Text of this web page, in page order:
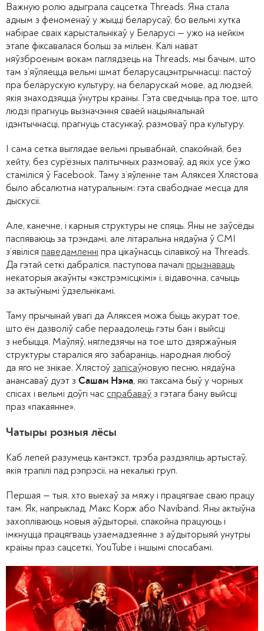
Важную ролю адыграла сацсетка Threads. Яна стала
адным з феноменаў у жыцці беларусаў, бо вельмі хутка
набірае сваіх карыстальнікаў у Беларусі — ужо на нейкім
этапе фіксавалася больш за мільён. Калі нават
няўзброеным вокам паглядзець на Threads, мы бачым, што
там з’яўляецца вельмі шмат беларусацэнтрычнасці: пастоў
пра беларускую культуру, на беларускай мове, ад людзей,
якія знаходзяцца ўнутры краіны. Гэта сведчыць пра тое, што
людзі прагнуць вызначэння сваёй нацыянальнай
ідэнтычнасці, прагнуць стасункаў, размоваў пра культуру.
І сама сетка выглядае вельмі прывабнай, спакойнай, без
хейту, без сур’ёзных палітычных размоваў, ад якіх усе ўжо
стаміліся ў Facebook. Таму з’яўленне там Аляксея Хлястова
было абсалютна натуральным: гэта свабоднае месца для
дыскусіі.
Але, канечне, і карныя структуры не спяць. Яны не заўсёды
паспяваюць за трэндамі, але літаральна нядаўна ў СМІ
з’явіліся паведамленні пра цікаўнасць сілавікоў на Threads.
Да гэтай сеткі дабраліся, паступова пачалі прызнаваць
некаторыя акаўнты «экстрэмісцкімі» і, відавочна, сачыць
за актыўнымі ўдзельнікамі.
Таму прычынай увагі да Аляксея можа быць акурат тое,
што ён дазволіў сабе пераадолець гэты бан і выйсці
з небыцця. Маўляў, нягледзячы на тое што дзяржаўныя
структуры стараліся яго забараніць, народная любоў
да яго не знікае. Хлястоўзапісаўновую песню, нядаўна
анансаваў дуэт з Сашам Нэма, які таксама быў у чорных
спісах і вельмі доўгі час спрабаваўз гэтага бану выйсці
праз «пакаянне».
Чатыры розныя лёсы
Каб лепей разумець кантэкст, трэба раздзяліць артыстаў,
якія трапілі пад рэпрэсіі, на некалькі груп.
Першая — тыя, хто выехаў за мяжу і працягвае сваю працу
там. Як, напрыклад, Макс Корж або Naviband. Яны актыўна
захопліваюць новыя аўдыторыі, спакойна працуюць і
імкнуцца працягваць узаемадзеянне з аўдыторыяй унутры
краіны праз сацсеткі, YouTube і іншымі спосабамі.